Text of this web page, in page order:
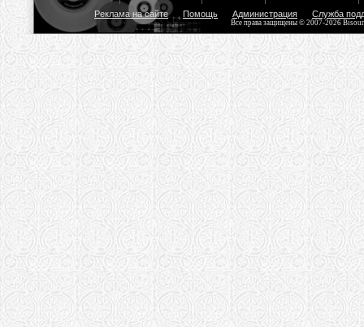
Реклама на сайте Помощь Администрация Служба
Все права защищены © 2007-2026